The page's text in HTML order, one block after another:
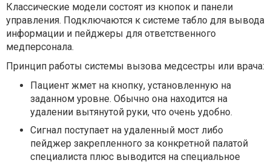
Классические модели состоят из кнопок и панели
управления. Подключаются к системе табло для вывода
информации и пейджеры для ответственного
медперсонала.
Принцип работы системы вызова медсестры или врача:
Пациент жмет на кнопку, установленную на
заданном уровне. Обычно она находится на
удалении вытянутой руки, что очень удобно.
Сигнал поступает на удаленный мост либо
пейджер закрепленного за конкретной палатой
специалиста плюс выводится на специальное